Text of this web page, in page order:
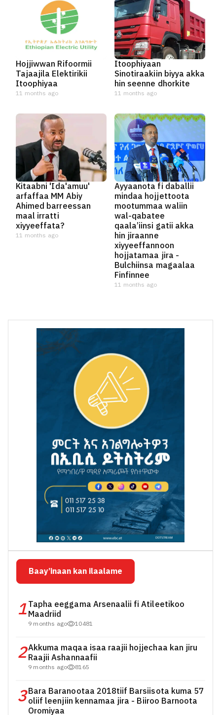
Hojjiwwan Rifoormii
Tajaajila Elektirikii
Itoophiyaa
11 months ago
Itoophiyaan
Sinotiraakiin biyya akka
hin seenne dhorkite
11 months ago
Kitaabni 'Ida'amuu'
arfaffaa MM Abiy
Ahimed barreessan
maal irratti
xiyyeeffata?
11 months ago
Ayyaanota fi daballii
mindaa hojjettoota
mootummaa waliin
wal-qabatee
qaala’iinsi gatii akka
hin jiraanne
xiyyeeffannoon
hojjatamaa jira -
Bulchiinsa magaalaa
Finfinnee
11 months ago
Baay’inaan kan ilaalame
1Tapha eeggama Arsenaalii fi Atileetikoo
Maadriid
9 months ago 10481
2Akkuma maqaa isaa raajii hojjechaa kan jiru
Raajii Ashannaafii
9 months ago 8165
3Bara Baranootaa 2018tiif Barsiisota kuma 57
oliif leenjiin kennamaa jira - Biiroo Barnoota
Oromiyaa